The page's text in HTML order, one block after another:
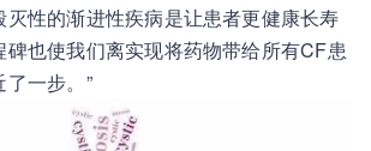
性的渐进性疾病是让患者更健康长寿
碑也使我们离实现将药物带给所有CF患
一步。”